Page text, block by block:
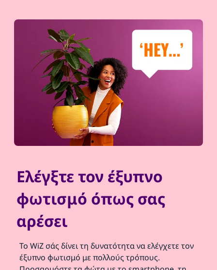
Ελέγξτε τον έξυπνο
φωτισμό όπως σας
αρέσει
Το WiZ σάς δίνει τη δυνατότητα να ελέγχετε τον
έξυπνο φωτισμό με πολλούς τρόπους.